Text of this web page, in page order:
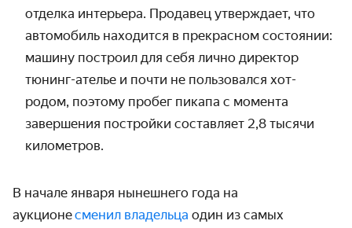
отделка интерьера. Продавец утверждает, что
автомобиль находится в прекрасном состоянии:
машину построил для себя лично директор
тюнинг-ателье и почти не пользовался хот-
родом, поэтому пробег пикапа с момента
завершения постройки составляет 2,8 тысячи
километров.
В начале января нынешнего года на
аукционесменил владельца один из самых